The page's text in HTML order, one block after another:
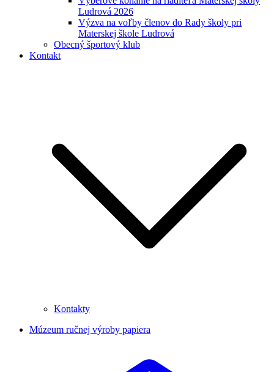
Ludrová 2026
Výzva na voľby členov do Rady školy pri
Materskej škole Ludrová
Obecný športový klub
Kontakt
Kontakty
Múzeum ručnej výroby papiera